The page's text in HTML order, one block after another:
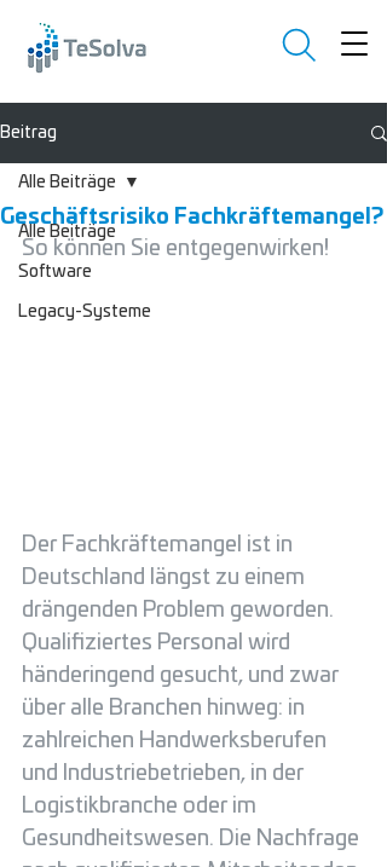
Beitrag
Alle Beiträge
Software
Legacy-Systeme
Alle Beiträge
Geschäftsrisiko Fachkräftemangel?
So können Sie entgegenwirken!
Der Fachkräftemangel ist in
Deutschland längst zu einem
drängenden Problem geworden.
Qualifiziertes Personal wird
händeringend gesucht, und zwar
über alle Branchen hinweg: in
zahlreichen Handwerksberufen
und Industriebetrieben, in der
Logistikbranche oder im
Gesundheitswesen. Die Nachfrage